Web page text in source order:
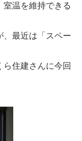
温を維持できる
、最近は「スペー
住建さんに今回